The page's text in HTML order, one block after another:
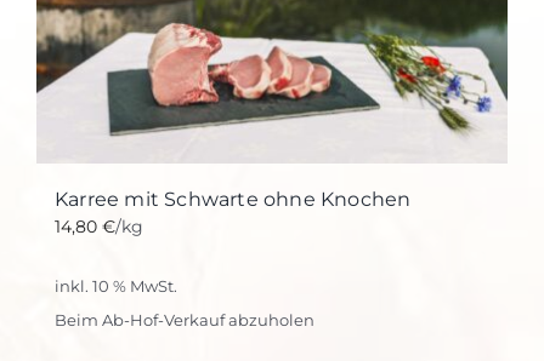
Karree mit Schwarte ohne Knochen
14,80 €/kg
inkl. 10 % MwSt.
Beim Ab-Hof-Verkauf abzuholen